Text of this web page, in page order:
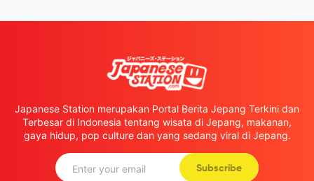
Japanese Station merupakan Portal Berita Jepang Terkini dan
Terbesar di Indonesia tentang wisata di Jepang, makanan,
gaya hidup, pop culture dan yang sedang viral di Jepang.
Subscribe